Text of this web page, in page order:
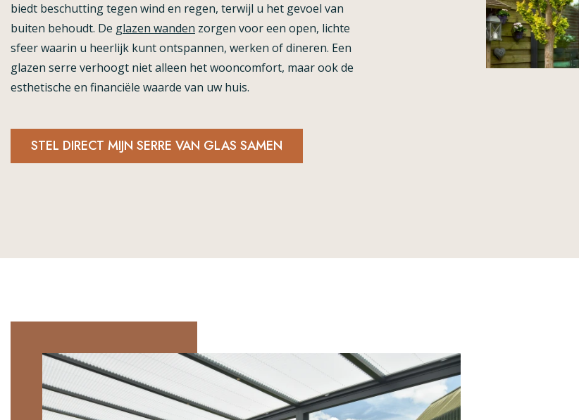
biedt beschutting tegen wind en regen, terwijl u het gevoel van
buiten behoudt. De glazen wanden zorgen voor een open, lichte
sfeer waarin u heerlijk kunt ontspannen, werken of dineren. Een
glazen serre verhoogt niet alleen het wooncomfort, maar ook de
esthetische en financiële waarde van uw huis.
STEL DIRECT MIJN SERRE VAN GLAS SAMEN